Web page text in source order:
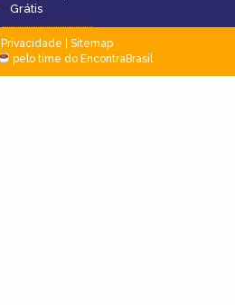
Grátis
Privacidade
Sitemap
pelo time do EncontraBrasil